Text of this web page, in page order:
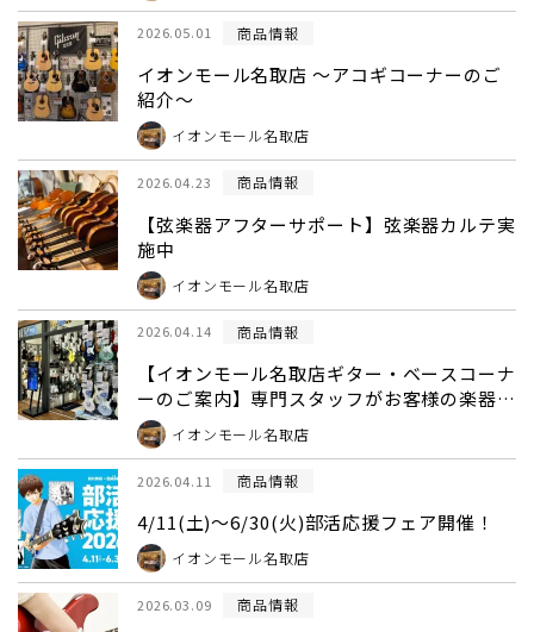
2026.05.01 商品情報
イオンモール名取店 ～アコギコーナーのご
紹介～
イオンモール名取店
2026.04.23 商品情報
【弦楽器アフターサポート】弦楽器カルテ実
施中
イオンモール名取店
2026.04.14 商品情報
【イオンモール名取店ギター・ベースコーナ
ーのご案内】専門スタッフがお客様の楽器選
びをしっかりとサポートいたします！
イオンモール名取店
2026.04.11 商品情報
4/11(土)～6/30(火)部活応援フェア開催！
イオンモール名取店
2026.03.09 商品情報